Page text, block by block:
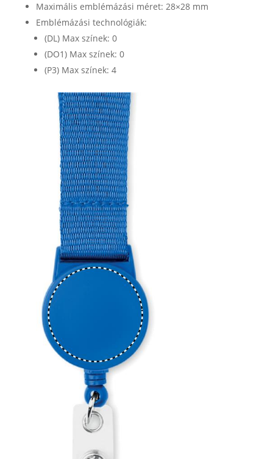
Maximális emblémázási méret: 28×28 mm
Emblémázási technológiák:
(DL) Max színek: 0
(DO1) Max színek: 0
(P3) Max színek: 4